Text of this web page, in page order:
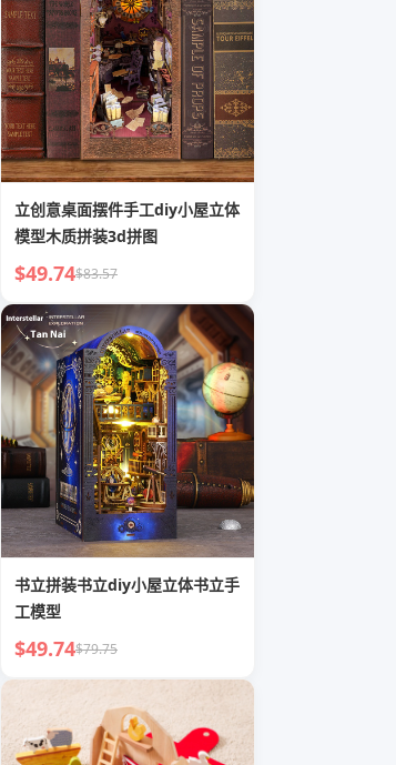
立创意桌面摆件手工diy小屋立体
模型木质拼装3d拼图
$49.74$83.57
书立拼装书立diy小屋立体书立手
工模型
$49.74$79.75